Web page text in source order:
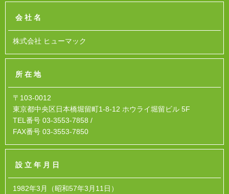
会社名
株式会社 ヒューマック
所在地
〒103-0012
東京都中央区日本橋堀留町1-8-12 ホウライ堀留ビル 5F
TEL番号 03-3553-7858 /
FAX番号 03-3553-7850
設立年月日
1982年3月（昭和57年3月11日）